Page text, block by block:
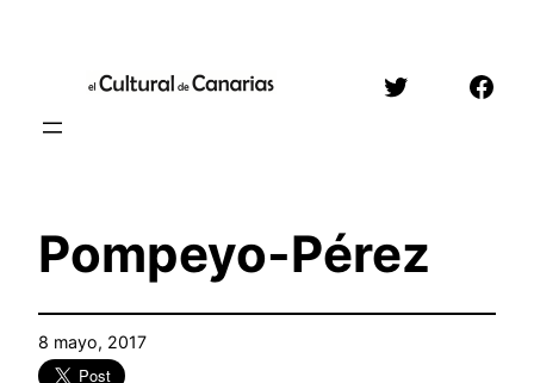
contenido
Twitter
Pompeyo-Pérez
8 mayo, 2017